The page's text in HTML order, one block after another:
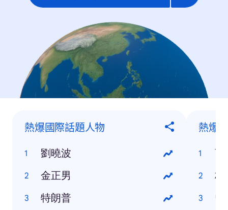
熱爆國際話題人物
劉曉波
金正男
特朗普
熱爆
曹
林
曾